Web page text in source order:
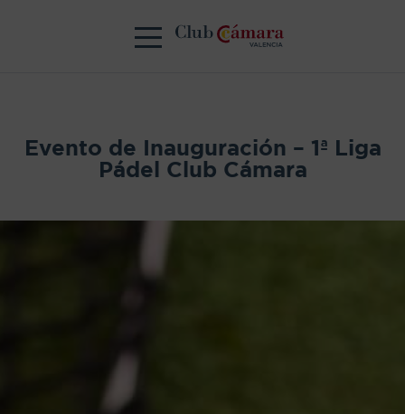
Evento de Inauguración – 1ª Liga
Pádel Club Cámara